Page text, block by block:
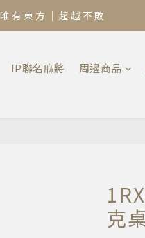
唯 有 東 方 ｜ 超 越 不 敗
IP聯名麻將 周邊商品
克